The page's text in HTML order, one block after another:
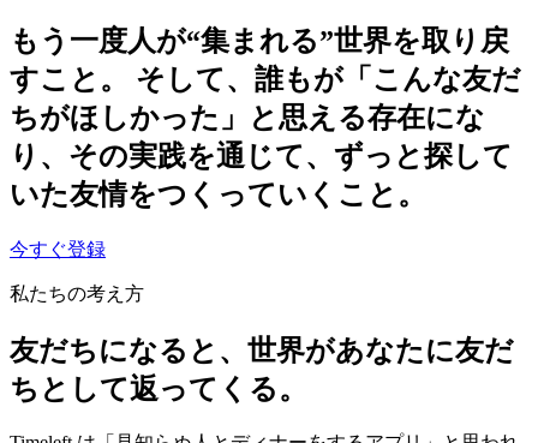
もう一度人が“集まれる”世界を取り戻
すこと。 そして、誰もが「こんな友だ
ちがほしかった」と思える存在にな
り、その実践を通じて、ずっと探して
いた友情をつくっていくこと。
今すぐ登録
私たちの考え方
友だちになると、世界があなたに友だ
ちとして返ってくる。